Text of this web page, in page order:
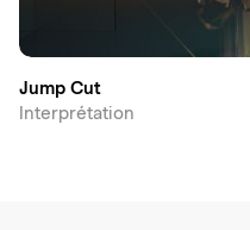
Jump Cut
Interprétation